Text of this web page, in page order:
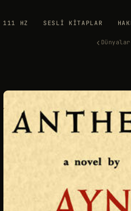
111 HZ SESLI KITAPLAR
‹